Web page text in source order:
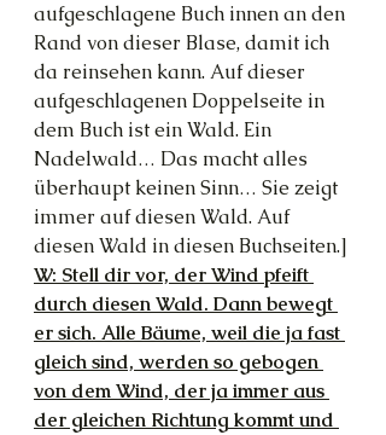
aufgeschlagene Buch innen an den
Rand von dieser Blase, damit ich
da reinsehen kann. Auf dieser
aufgeschlagenen Doppelseite in
dem Buch ist ein Wald. Ein
Nadelwald… Das macht alles
überhaupt keinen Sinn… Sie zeigt
immer auf diesen Wald. Auf
diesen Wald in diesen Buchseiten.]
W: Stell dir vor, der Wind pfeift
durch diesen Wald. Dann bewegt
er sich. Alle Bäume, weil die ja fast
gleich sind, werden so gebogen
von dem Wind, der ja immer aus
der gleichen Richtung kommt und